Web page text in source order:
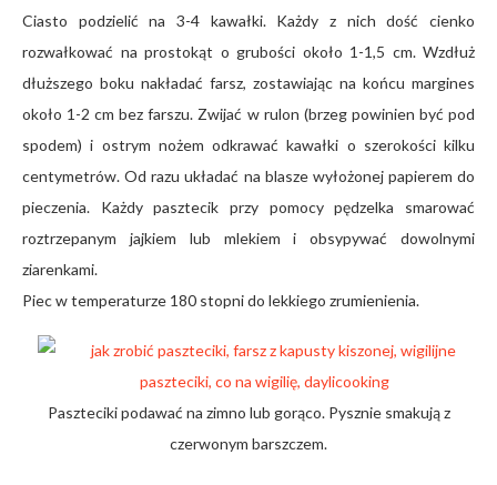
Ciasto podzielić na 3-4 kawałki. Każdy z nich dość cienko
rozwałkować na prostokąt o grubości około 1-1,5 cm. Wzdłuż
dłuższego boku nakładać farsz, zostawiając na końcu margines
około 1-2 cm bez farszu. Zwijać w rulon (brzeg powinien być pod
spodem) i ostrym nożem odkrawać kawałki o szerokości kilku
centymetrów. Od razu układać na blasze wyłożonej papierem do
pieczenia. Każdy pasztecik przy pomocy pędzelka smarować
roztrzepanym jajkiem lub mlekiem i obsypywać dowolnymi
ziarenkami.
Piec w temperaturze 180 stopni do lekkiego zrumienienia.
Paszteciki podawać na zimno lub gorąco. Pysznie smakują z
czerwonym barszczem.